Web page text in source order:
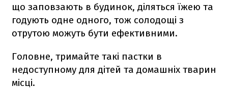
що заповзають в будинок, діляться їжею та
годують одне одного, тож солодощі з
отрутою можуть бути ефективними.
Головне, тримайте такі пастки в
недоступному для дітей та домашніх тварин
місці.